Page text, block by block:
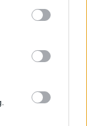
may click to
party tags to
below Google
fra gli
da cui
i
nel
fenomeni